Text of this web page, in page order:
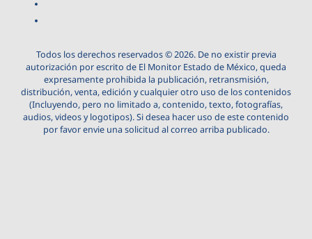
Todos los derechos reservados © 2026. De no existir previa
autorización por escrito de El Monitor Estado de México, queda
expresamente prohibida la publicación, retransmisión,
distribución, venta, edición y cualquier otro uso de los contenidos
(Incluyendo, pero no limitado a, contenido, texto, fotografías,
audios, videos y logotipos). Si desea hacer uso de este contenido
por favor envie una solicitud al correo arriba publicado.